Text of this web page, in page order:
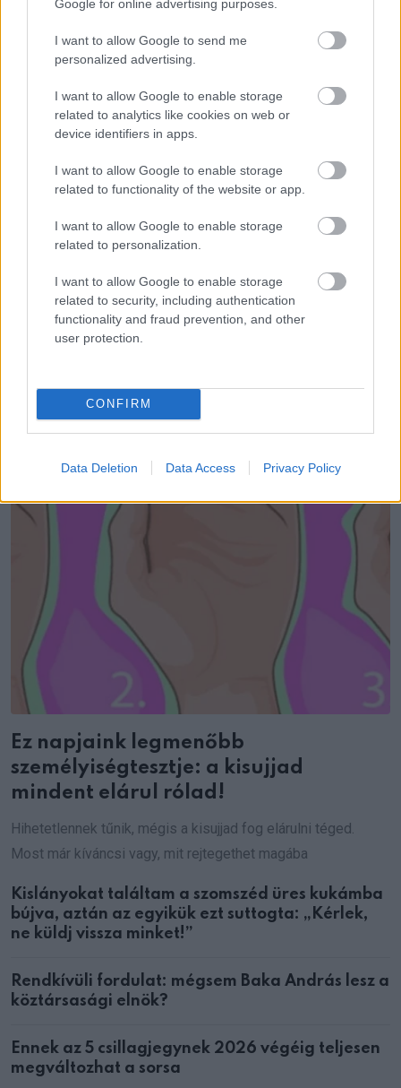
Google for online advertising purposes.
I want to allow Google to send me
personalized advertising.
I want to allow Google to enable storage
related to analytics like cookies on web or
device identifiers in apps.
I want to allow Google to enable storage
related to functionality of the website or app.
I want to allow Google to enable storage
related to personalization.
I want to allow Google to enable storage
related to security, including authentication
functionality and fraud prevention, and other
user protection.
CONFIRM
Data Deletion Data Access Privacy Policy
Igazság
LEGÚJABB POSZTOK:
Ez napjaink legmenőbb
személyiségtesztje: a kisujjad
mindent elárul rólad!
Hihetetlennek tűnik, mégis a kisujjad fog elárulni téged.
Most már kíváncsi vagy, mit rejtegethet magába
Kislányokat találtam a szomszéd üres kukámba
bújva, aztán az egyikük ezt suttogta: „Kérlek,
ne küldj vissza minket!”
Rendkívüli fordulat: mégsem Baka András lesz a
köztársasági elnök?
Ennek az 5 csillagjegynek 2026 végéig teljesen
megváltozhat a sorsa